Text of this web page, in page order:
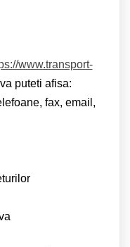
www.transport-
puteti afisa:
fax, email,